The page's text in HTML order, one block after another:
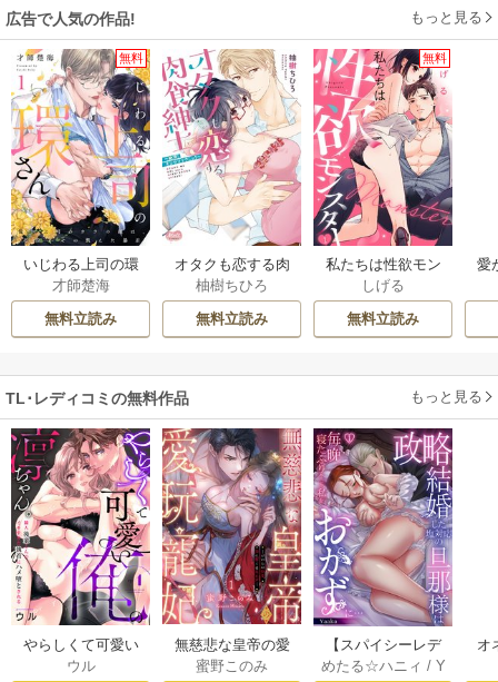
広告で人気の作品! もっと見る
無料
いじわる上司の環
さん 憧れ上司のウ
ラの顔は、私泣か
せの飢えた暴君《Pi
才師楚海
無料立読み
オタクも恋する肉
食紳士【単行本】
【電子限定特典
付】
柚樹ちひろ
無料立読み
無料
私たちは性欲モン
スター
しげる
無料立読み
愛
下
TL･レディコミの無料作品 もっと見る
やらしくて可愛い
俺の凛ちゃん。～
ウル
無慈悲な皇帝の愛
玩寵妃―おわらぬ
蜜野このみ
【スパイシーレデ
ィ】政略結婚した
めたる☆ハニィ / Y
オ